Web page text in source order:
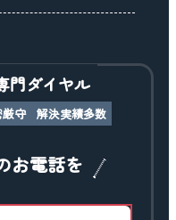
門ダイヤル
守 解決実績多数
お電話を